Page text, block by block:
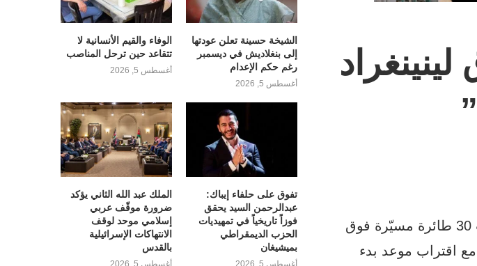
فوق لينينغراد
العموم نيوز: قال ألكسندر دروزدينكو حاكم لينينغراد إن روسيا أسقطت 30 طائرة مسيّرة فوق
اقتراب موعد بدء
الشيخة حسينة تعلن عودتها
إلى بنغلاديش في ديسمبر
رغم حكم الإعدام
أغسطس 5, 2026
الوفاء والقيم الأنسانية لا
تتقاعد حين ترحل المناصب
أغسطس 5, 2026
تفوق على حلفاء إيباك:
عبدالرحمن السيد يحقق
فوزاً تاريخياً في تمهيديات
الحزب الديمقراطي
بميشيغان
أغسطس 5, 2026
الملك عبد الله الثاني يؤكد
ضرورة موقّف عربي
إسلامي موحد لوقف
الانتهاكات الإسرائيلية
بالقدس
أغسطس 5, 2026